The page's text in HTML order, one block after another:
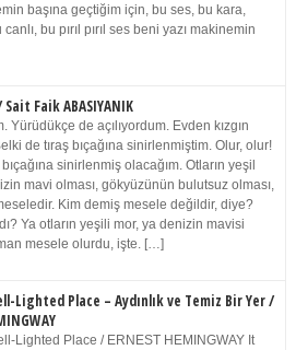
başına geçtiğim için, bu ses, bu kara,
bu pırıl pırıl ses beni yazı makinemin
Faik ABASIYANIK
Yürüdükçe de açılıyordum. Evden kızgın
de tıraş bıçağına sinirlenmiştim. Olur, olur!
bıçağına sinirlenmiş olacağım. Otların yeşil
mavi olması, gökyüzünün bulutsuz olması,
Kim demiş mesele değildir, diye?
Ya otların yeşili mor, ya denizin mavisi
mesele olurdu, işte. […]
Lighted Place – Aydınlık ve Temiz Bir Yer /
Lighted Place / ERNEST HEMINGWAY It